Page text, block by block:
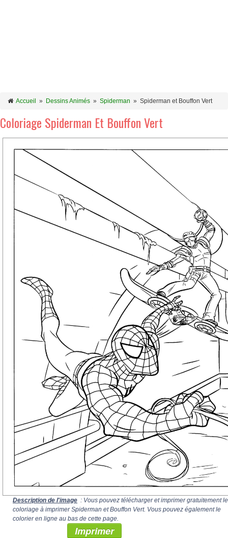
Accueil » Dessins Animés » Spiderman » Spiderman et Bouffon Vert
Coloriage Spiderman Et Bouffon Vert
Description de l'image : Vous pouvez télécharger et imprimer gratuitement le
coloriage à imprimer Spiderman et Bouffon Vert. Vous pouvez également le
colorier en ligne au bas de cette page.
Imprimer